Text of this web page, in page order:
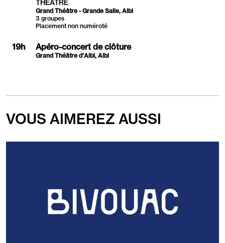
THÉÂTRE
Grand Théâtre - Grande Salle, Albi
3 groupes
Placement non numéroté
19h Apéro-concert de clôture
Grand Théâtre d'Albi, Albi
VOUS AIMEREZ AUSSI